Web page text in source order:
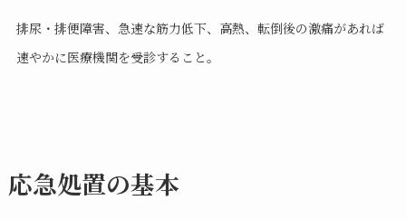
排尿・排便障害、急速な筋力低下、高熱、転倒後の激痛があれば
速やかに医療機関を受診すること。
応急処置の基本